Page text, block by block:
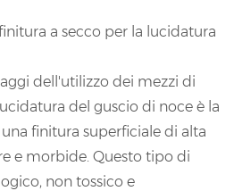
a secco per la lucidatura
dell'utilizzo dei mezzi di
del guscio di noce è la
finitura superficiale di alta
e morbide. Questo tipo di
non tossico e